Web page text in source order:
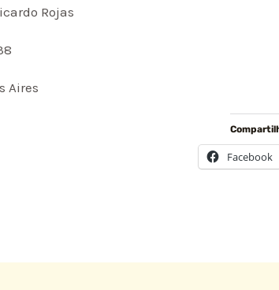
Rojas
Aires
Facebook